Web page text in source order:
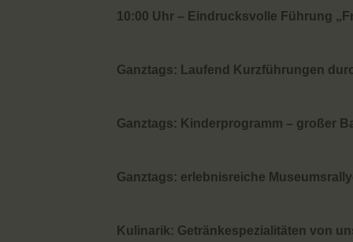
10:00 Uhr – Eindrucksvolle Führung
Ganztags: Laufend Kurzführungen
Ganztags: Kinderprogramm – großer
Ganztags: erlebnisreiche
Kulinarik: Getränkespezialitäten von